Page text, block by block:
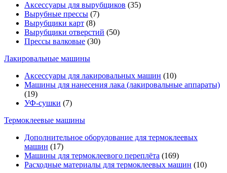
Аксессуары для вырубщиков (35)
Вырубные прессы (7)
Вырубщики карт (8)
Вырубщики отверстий (50)
Прессы валковые (30)
Лакировальные машины
Аксессуары для лакировальных машин (10)
Машины для нанесения лака (лакировальные аппараты)
(19)
УФ-сушки (7)
Термоклеевые машины
Дополнительное оборудование для термоклеевых
машин (17)
Машины для термоклеевого переплёта (169)
Расходные материалы для термоклеевых машин (10)